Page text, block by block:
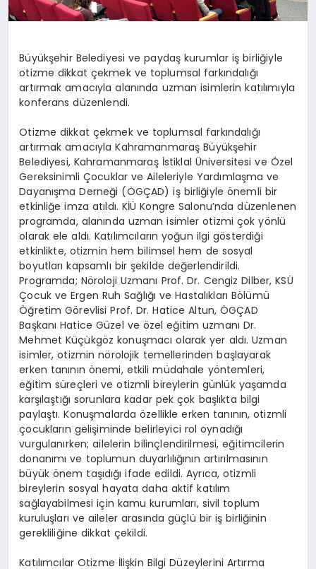
Büyükşehir Belediyesi ve paydaş kurumlar iş birliğiyle
otizme dikkat çekmek ve toplumsal farkındalığı
artırmak amacıyla alanında uzman isimlerin katılımıyla
konferans düzenlendi.
Otizme dikkat çekmek ve toplumsal farkındalığı
artırmak amacıyla Kahramanmaraş Büyükşehir
Belediyesi, Kahramanmaraş İstiklal Üniversitesi ve Özel
Gereksinimli Çocuklar ve Aileleriyle Yardımlaşma ve
Dayanışma Derneği (ÖGÇAD) iş birliğiyle önemli bir
etkinliğe imza atıldı. KİÜ Kongre Salonu’nda düzenlenen
programda, alanında uzman isimler otizmi çok yönlü
olarak ele aldı. Katılımcıların yoğun ilgi gösterdiği
etkinlikte, otizmin hem bilimsel hem de sosyal
boyutları kapsamlı bir şekilde değerlendirildi.
Programda; Nöroloji Uzmanı Prof. Dr. Cengiz Dilber, KSÜ
Çocuk ve Ergen Ruh Sağlığı ve Hastalıkları Bölümü
Öğretim Görevlisi Prof. Dr. Hatice Altun, ÖGÇAD
Başkanı Hatice Güzel ve özel eğitim uzmanı Dr.
Mehmet Küçükgöz konuşmacı olarak yer aldı. Uzman
isimler, otizmin nörolojik temellerinden başlayarak
erken tanının önemi, etkili müdahale yöntemleri,
eğitim süreçleri ve otizmli bireylerin günlük yaşamda
karşılaştığı sorunlara kadar pek çok başlıkta bilgi
paylaştı. Konuşmalarda özellikle erken tanının, otizmli
çocukların gelişiminde belirleyici rol oynadığı
vurgulanırken; ailelerin bilinçlendirilmesi, eğitimcilerin
donanımı ve toplumun duyarlılığının artırılmasının
büyük önem taşıdığı ifade edildi. Ayrıca, otizmli
bireylerin sosyal hayata daha aktif katılım
sağlayabilmesi için kamu kurumları, sivil toplum
kuruluşları ve aileler arasında güçlü bir iş birliğinin
gerekliliğine dikkat çekildi.
Katılımcılar Otizme İlişkin Bilgi Düzeylerini Artırma